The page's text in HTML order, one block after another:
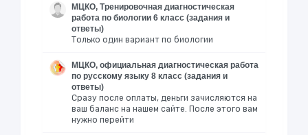
МЦКО, Тренировочная диагностическая
работа по биологии 6 класс (задания и
ответы)
Только один вариант по биологии
МЦКО, официальная диагностическая работа
по русскому языку 8 класс (задания и
ответы)
Сразу после оплаты, деньги зачисляются на
ваш баланс на нашем сайте. После этого вам
нужно перейти